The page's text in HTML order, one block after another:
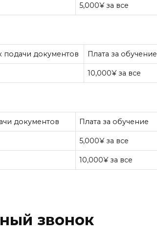
5,000¥ за все
подачи документов Плата за обучение
10,000¥ за все
документов Плата за обучение
5,000¥ за все
10,000¥ за все
звонок